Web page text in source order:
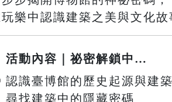
樂中認識建築之美與文化故
活動內容｜祕密解鎖中…
識臺博館的歷史起源與建
尋找建築中的隱藏密碼